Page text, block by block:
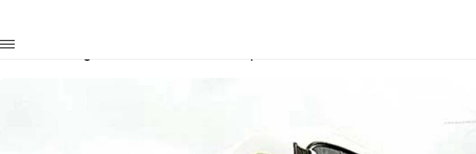
Заказать Higer с водителем в Новороссийске